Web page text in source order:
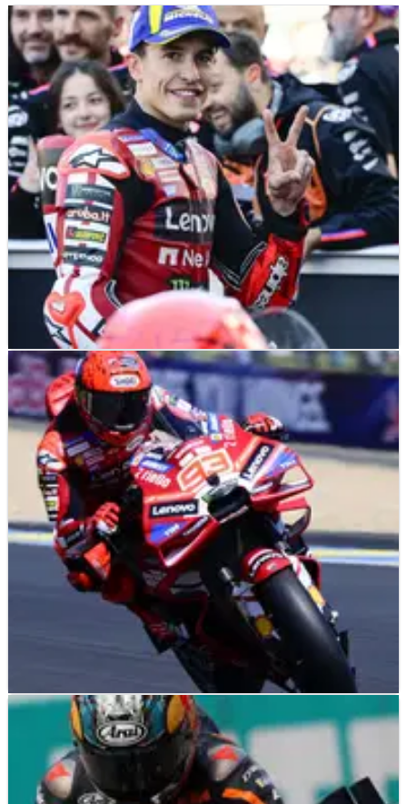
MOTOGP NEWS 09/05/26
Marc Marquez “Tidak Memahami Gaya
Balapnya” usai Kualifikasi GP Prancis
Marc Marquez mengungkap pengakuan yang
mengkhawatirkan usai kualifikasi GP Prancis.
MOTOGP NEWS 08/05/26
Marc Marquez Gunakan Aero Ducati Versi GP25
di Le Mans
Para pembalap Ducati mengambil jalan berbeda saat
diperkenalkannya pembaruan aero di MotoGP Prancis.